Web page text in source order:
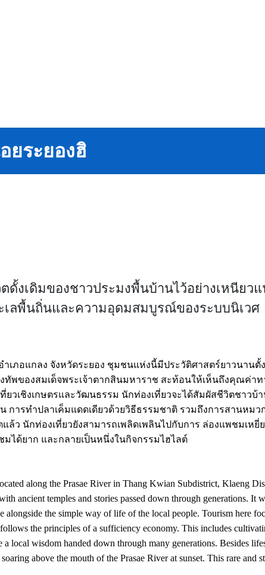
ยระยองฮิ
ดั้งเดิมของชาวประมงพื้นบ้านไว้อย่างเหนียว
พื้นถิ่นและความอุดมสมบูรณ์ของระบบนิเวศ
เภอแกลง จังหวัดระยอง ชุมชนแห่งนี้มีประวัติศาสตร์ยาวนานตั้
พของสมเด็จพระเจ้าตากสินมหาราช สะท้อนให้เห็นถึงคุณค่า
วเชิงเกษตรและวัฒนธรรม นักท่องเที่ยวจะได้สัมผัสชีวิตชาวบ้
ารทำปลาเค็มแดดเดียวด้วยวิธีธรรมชาติ รวมถึงการสานหมว
นักท่องเที่ยวยังสามารถเพลิดเพลินไปกับการ ล่องแพชมเหยี่ย
ได้ยาก และกลายเป็นหนึ่งในกิจกรรมไฮไลต์
along the Prasae River in Thang Kwian Subdistrict, Klaeng
ancient temples and stories passed down through generations. It
the simple way of life of the local people. Tourism here
the principles of a sufficiency economy. This includes
local wisdom handed down through many generations. Besides
above the mouth of the Prasae River at sunset. This rare and